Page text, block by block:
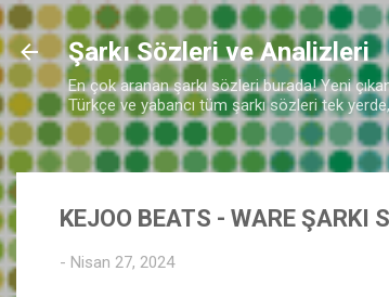
Şarkı Sözleri ve Analizleri
En çok aranan şarkı sözleri burada! Yeni
Türkçe ve yabancı tüm şarkı sözleri tek yerde,
KEJOO BEATS - WARE ŞARKI
- Nisan 27, 2024
♬